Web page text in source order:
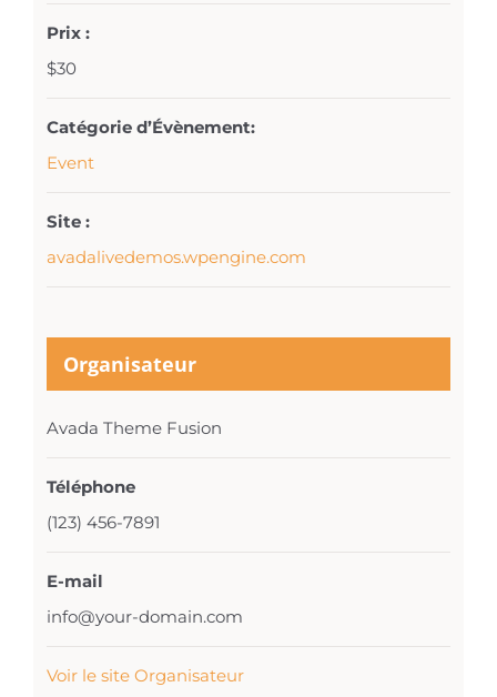
Prix :
$30
Catégorie d’Évènement:
Event
Site :
avadalivedemos.wpengine.com
Organisateur
Avada Theme Fusion
Téléphone
(123) 456-7891
E-mail
info@your-domain.com
Voir le site Organisateur